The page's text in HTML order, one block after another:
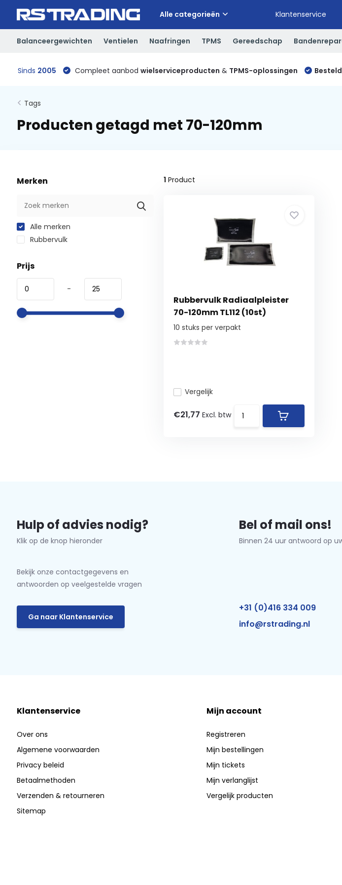
Alle categorieën Klantenservice
Balanceergewichten Ventielen Naafringen TPMS Gereedschap
Sinds 2005 Compleet aanbod wielserviceproducten & TPMS-oplossingen
Tags
Producten getagd met 70-120mm
Merken
Alle merken
Rubbervulk
Prijs
-
1 Product
Rubbervulk Radiaalpleister
70-120mm TL112 (10st)
10 stuks per verpakt
Vergelijk
€21,77 Excl. btw
Hulp of advies nodig?
Klik op de knop hieronder
Bekijk onze contactgegevens en
antwoorden op veelgestelde vragen
Ga naar Klantenservice
Bel of mail ons!
Binnen 24 uur antwoord op
+31 (0)416 334 009
info@rstrading.nl
Klantenservice
Over ons
Algemene voorwaarden
Privacy beleid
Betaalmethoden
Verzenden & retourneren
Sitemap
Mijn account
Registreren
Mijn bestellingen
Mijn tickets
Mijn verlanglijst
Vergelijk producten